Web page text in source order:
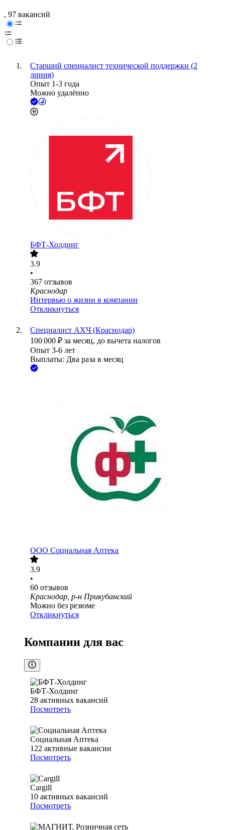
, 97 вакансий
Старший специалист технической поддержки (2
линия)
Опыт 1-3 года
Можно удалённо
БФТ-Холдинг
3.9
•
367 отзывов
Краснодар
Интервью о жизни в компании
Откликнуться
Специалист АХЧ (Краснодар)
100 000 ₽ за месяц, до вычета налогов
Опыт 3-6 лет
Выплаты: Два раза в месяц
ООО Социальная Аптека
3.9
•
60 отзывов
Краснодар, р-н Прикубанский
Можно без резюме
Откликнуться
Компании для вас
БФТ-Холдинг
28 активных вакансий
Посмотреть
Социальная Аптека
122 активные вакансии
Посмотреть
Cargill
10 активных вакансий
Посмотреть